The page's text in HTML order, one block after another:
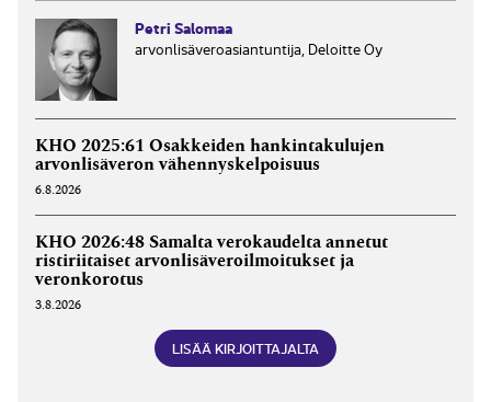
Petri Salomaa
arvonlisäveroasiantuntija, Deloitte Oy
KHO 2025:61 Osakkeiden hankintakulujen
arvonlisäveron vähennyskelpoisuus
6.8.2026
KHO 2026:48 Samalta verokaudelta annetut
ristiriitaiset arvonlisäveroilmoitukset ja
veronkorotus
3.8.2026
LISÄÄ KIRJOITTAJALTA